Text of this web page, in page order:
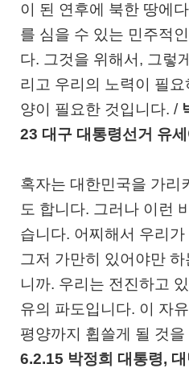
이 된 연후에 북한 땅에
를 심을 수 있는 민주적
다. 그것을 위해서 , 그렇
리고 우리의 노력이 필요
양이 필요한 것입니다. /
23 대구 대통령선거 유세
혹자는 대한민국을 가리
도 합니다. 그러나 이런
습니다. 어찌해서 우리
그저 가만히 있어야만
니까. 우리는 전진하고
유의 파도입니다. 이 자
평양까지 휩쓸게 될 것
6.2.15 박정희 대통령,